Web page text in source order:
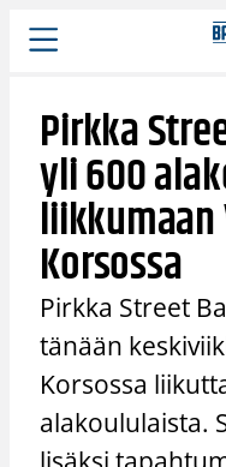
Siirry
sisältöön
Pirkka
yli 600
Korsossa
Pirkka Street
tänään
Korsossa
alakoululaista.